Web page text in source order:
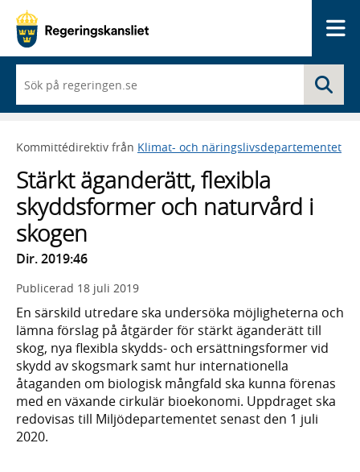
du
börjar
skriva
framträder
lista
med
sökförslag
Kommittédirektiv från Klimat- och näringslivsdepartementet
Stärkt äganderätt, flexibla
skyddsformer och naturvård i
skogen
Dir. 2019:46
Publicerad 18 juli 2019
En särskild utredare ska undersöka möjligheterna och
lämna förslag på åtgärder för stärkt äganderätt till
skog, nya flexibla skydds- och ersättningsformer vid
skydd av skogsmark samt hur internationella
åtaganden om biologisk mångfald ska kunna förenas
med en växande cirkulär bioekonomi. Uppdraget ska
redovisas till Miljödepartementet senast den 1 juli
2020.